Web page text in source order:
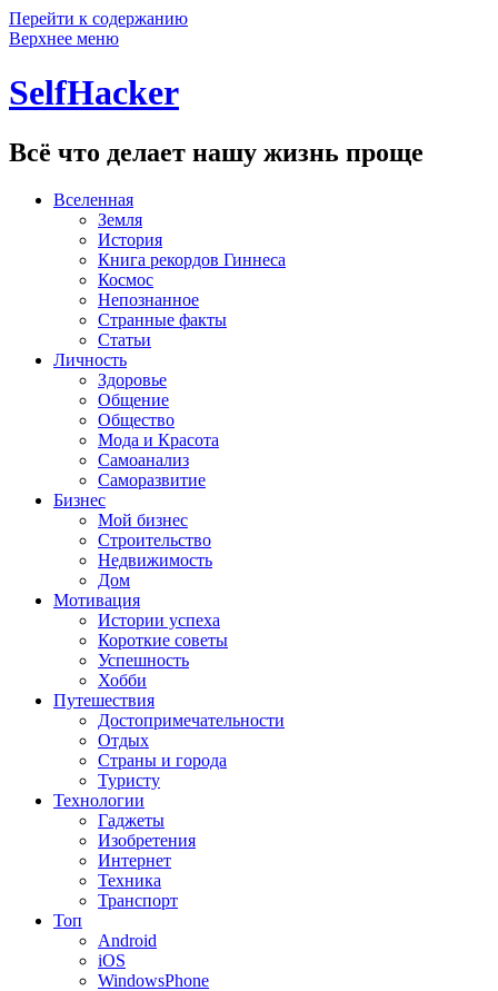
Перейти к содержанию
Верхнее меню
SelfHacker
Всё что делает нашу жизнь проще
Вселенная
Земля
История
Книга рекордов Гиннеса
Космос
Непознанное
Странные факты
Статьи
Личность
Здоровье
Общение
Общество
Мода и Красота
Самоанализ
Саморазвитие
Бизнес
Мой бизнес
Строительство
Недвижимость
Дом
Мотивация
Истории успеха
Короткие советы
Успешность
Хобби
Путешествия
Достопримечательности
Отдых
Страны и города
Туристу
Технологии
Гаджеты
Изобретения
Интернет
Техника
Транспорт
Топ
Android
iOS
WindowsPhone